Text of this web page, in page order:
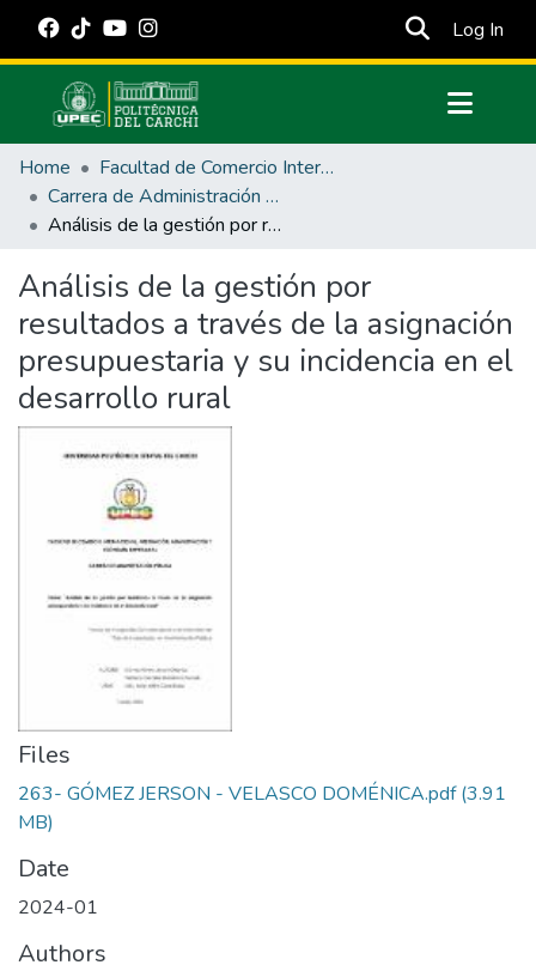
Log In
Communities & Collections
All of DSpace
Statistics
Estadísticas Externas
Manuales
Home
Facultad de Comercio Internacional, Integración, Administración y Economía Empresarial
Carrera de Administración Pública
Análisis de la gestión por resultados a través de la asignación presupuestaria y su incidencia en el desarrollo rural
Análisis de la gestión por
resultados a través de la asignación
presupuestaria y su incidencia en el
desarrollo rural
Files
263- GÓMEZ JERSON - VELASCO DOMÉNICA.pdf(3.91
MB)
Date
2024-01
Authors